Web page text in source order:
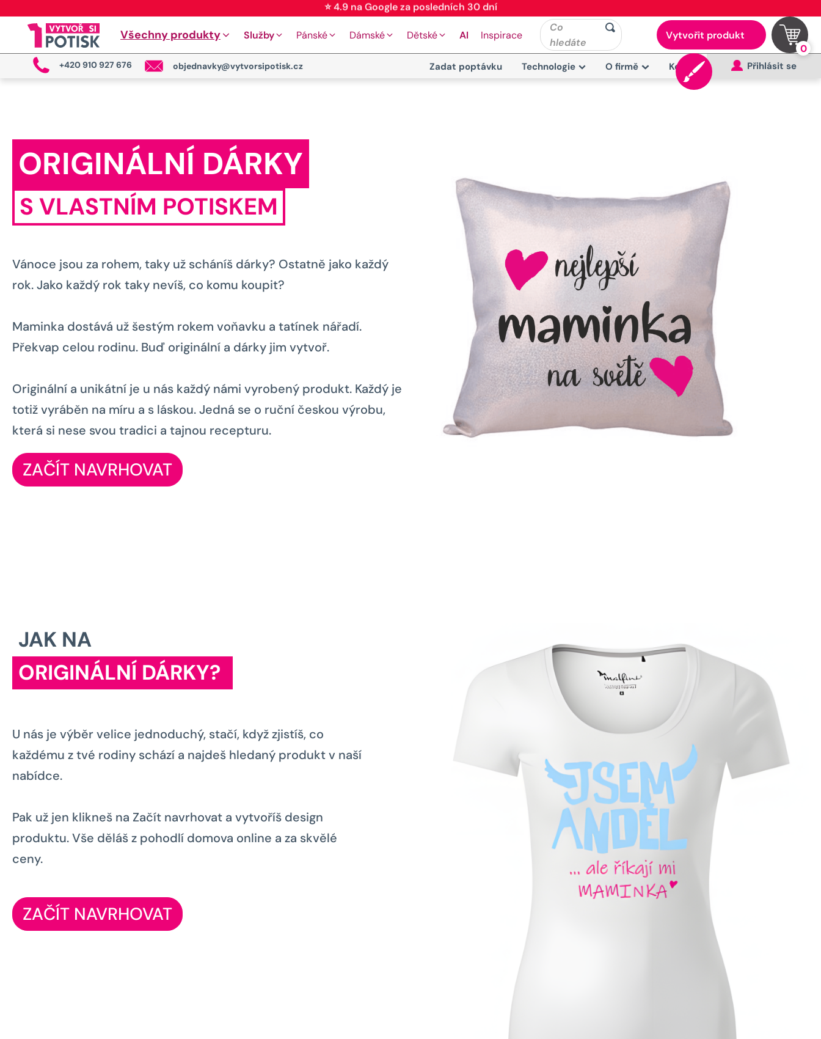
⭐ 4.9 na Google za posledních 30 dní
Všechny produkty Služby Pánské Dámské Dětské AI Inspirace
Co
hledáte
Vytvořit produkt
0
+420 910 927 676 objednavky@vytvorsipotisk.cz Zadat poptávku Technologie O firmě Kontakt Přihlásit se
ORIGINÁLNÍ DÁRKY
S VLASTNÍM POTISKEM
Vánoce jsou za rohem, taky už scháníš dárky? Ostatně jako každý
rok. Jako každý rok taky nevíš, co komu koupit?
Maminka dostává už šestým rokem voňavku a tatínek nářadí.
Překvap celou rodinu. Buď originální a dárky jim vytvoř.
Originální a unikátní je u nás každý námi vyrobený produkt. Každý je
totiž vyráběn na míru a s láskou. Jedná se o ruční českou výrobu,
která si nese svou tradici a tajnou recepturu.
ZAČÍT NAVRHOVAT
JAK NA
ORIGINÁLNÍ DÁRKY?
U nás je výběr velice jednoduchý, stačí, když zjistíš, co
každému z tvé rodiny schází a najdeš hledaný produkt v naší
nabídce.
Pak už jen klikneš na Začít navrhovat a vytvoříš design
produktu. Vše děláš z pohodlí domova online a za skvělé
ceny.
ZAČÍT NAVRHOVAT